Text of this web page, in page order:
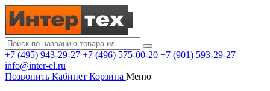
+7 (495) 943-29-27 +7 (496) 575-00-20 +7 (901) 593-29-27
info@inter-el.ru
Позвонить Кабинет Корзина Меню